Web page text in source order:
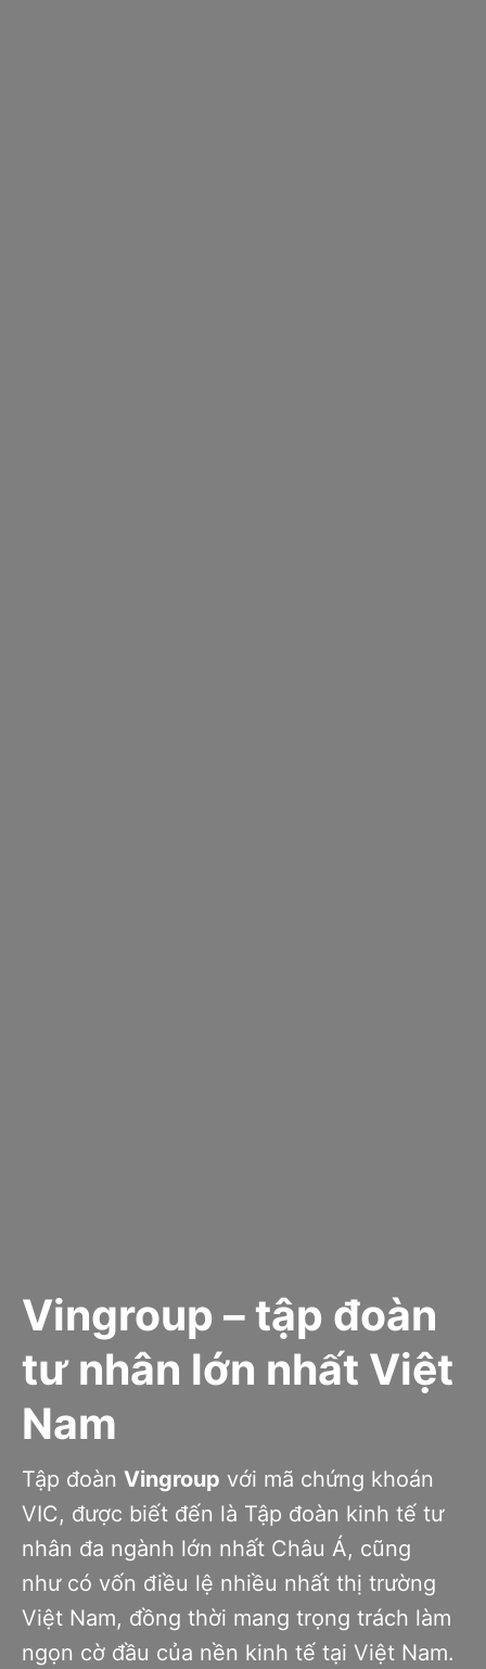
Vingroup – tập đoàn
tư nhân lớn nhất Việt
Nam
Tập đoàn Vingroup với mã chứng khoán
VIC, được biết đến là Tập đoàn kinh tế tư
nhân đa ngành lớn nhất Châu Á, cũng
như có vốn điều lệ nhiều nhất thị trường
Việt Nam, đồng thời mang trọng trách làm
ngọn cờ đầu của nền kinh tế tại Việt Nam.